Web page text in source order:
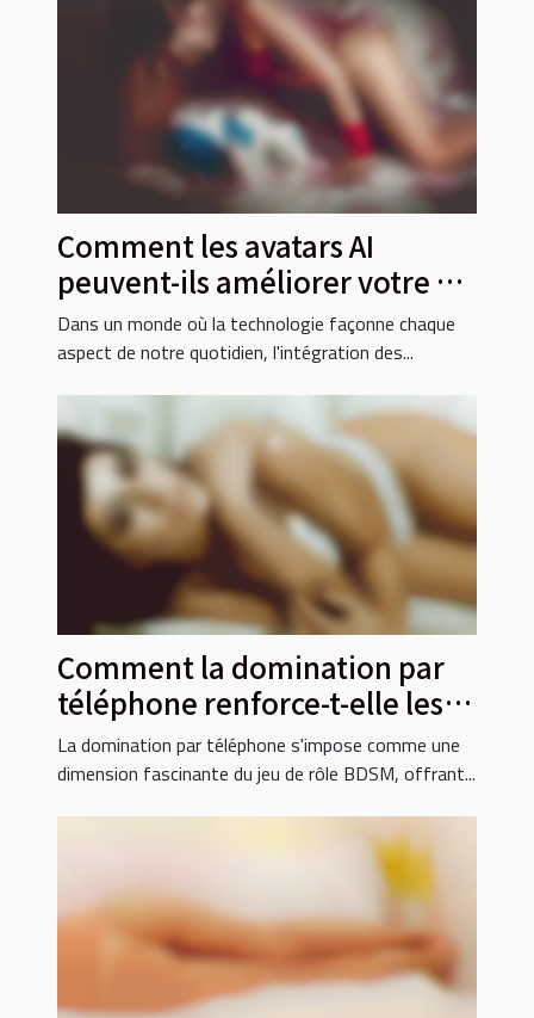
Comment les avatars AI
peuvent-ils améliorer votre vie
sociale ?
Dans un monde où la technologie façonne chaque
aspect de notre quotidien, l'intégration des...
Comment la domination par
téléphone renforce-t-elle les
jeux de rôle BDSM ?
La domination par téléphone s'impose comme une
dimension fascinante du jeu de rôle BDSM, offrant...